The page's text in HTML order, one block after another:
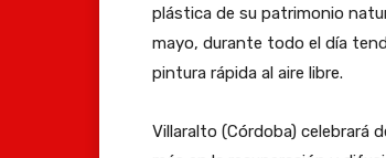
s
t
e
i
E
x
t
e
C
o
í
c
c
o
d
G
o
s
c
n
plástica de su patrimonio
mayo, durante todo el día
pintura rápida al aire libre.
Villaralto (Córdoba) celebrará